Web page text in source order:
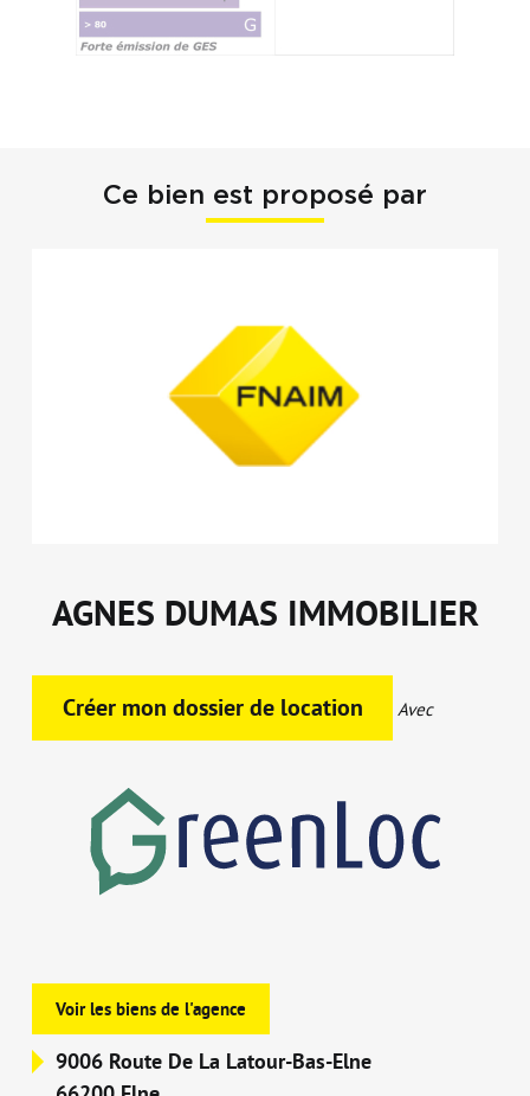
Ce bien est proposé par
AGNES DUMAS IMMOBILIER
Créer mon dossier de location Avec
Voir les biens de l'agence
9006 Route De La Latour-Bas-Elne